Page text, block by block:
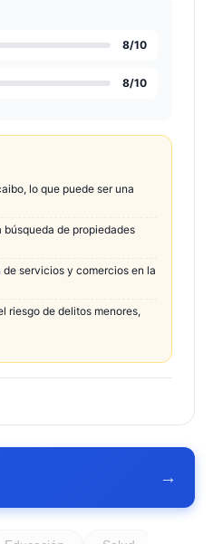
8/10
8/10
lo que puede ser una
de propiedades
servicios y comercios en la
riesgo de delitos menores,
→